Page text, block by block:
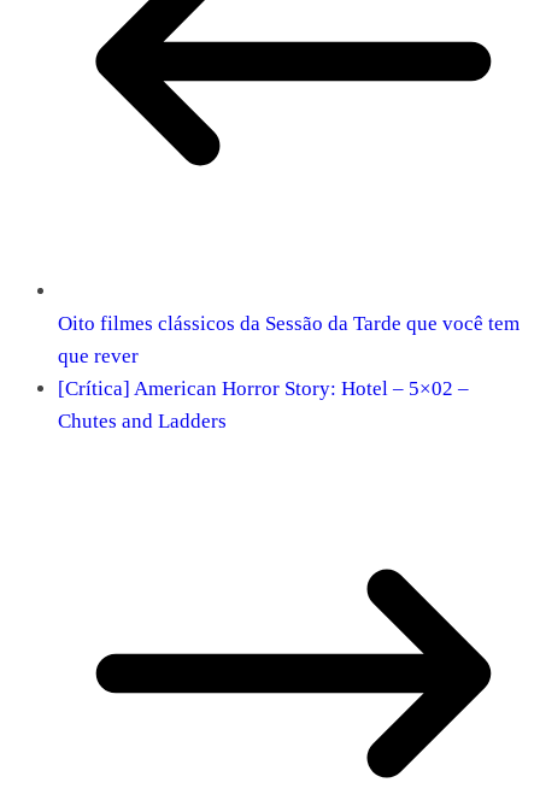
Oito filmes clássicos da Sessão da Tarde que você tem
que rever
[Crítica] American Horror Story: Hotel – 5×02 –
Chutes and Ladders